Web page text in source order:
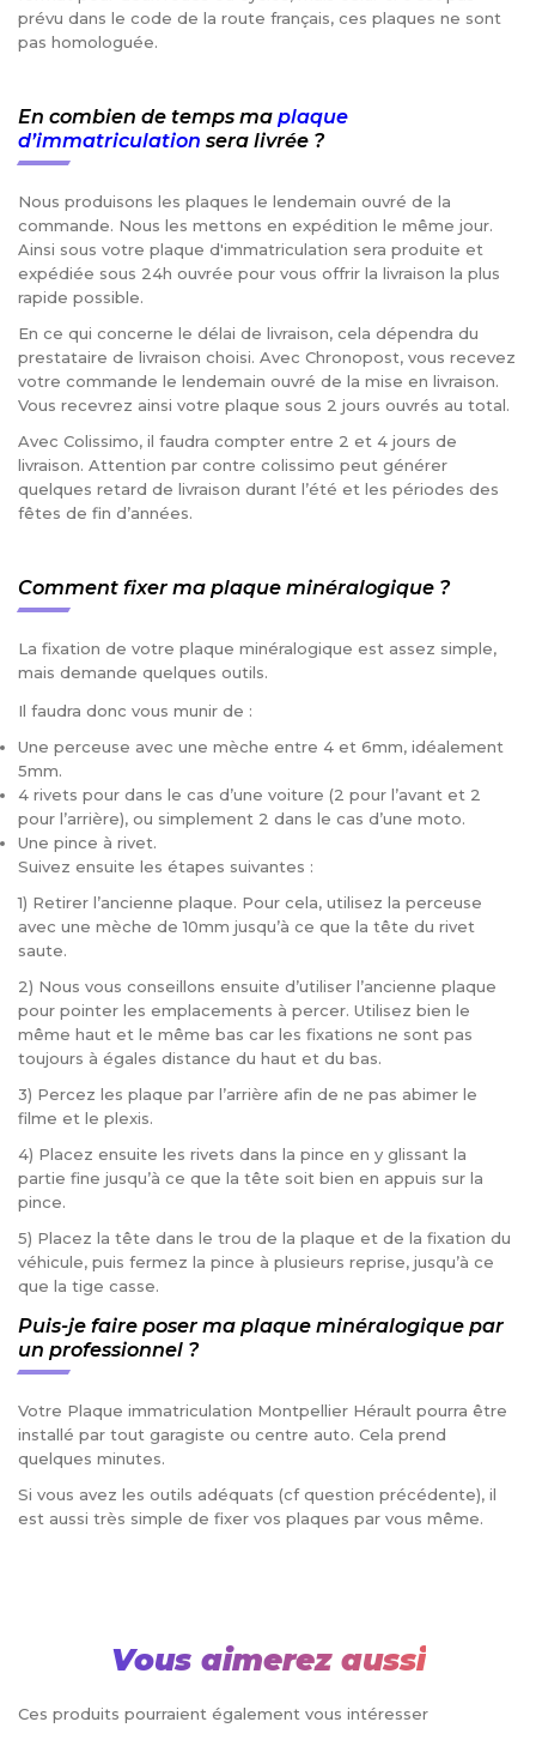
prévu dans le code de la route français, ces plaques ne sont
pas homologuée.
En combien de temps ma plaque
d’immatriculation sera livrée ?
Nous produisons les plaques le lendemain ouvré de la
commande. Nous les mettons en expédition le même jour.
Ainsi sous votre plaque d'immatriculation sera produite et
expédiée sous 24h ouvrée pour vous offrir la livraison la plus
rapide possible.
En ce qui concerne le délai de livraison, cela dépendra du
prestataire de livraison choisi. Avec Chronopost, vous recevez
votre commande le lendemain ouvré de la mise en livraison.
Vous recevrez ainsi votre plaque sous 2 jours ouvrés au total.
Avec Colissimo, il faudra compter entre 2 et 4 jours de
livraison. Attention par contre colissimo peut générer
quelques retard de livraison durant l’été et les périodes des
fêtes de fin d’années.
Comment fixer ma plaque minéralogique ?
La fixation de votre plaque minéralogique est assez simple,
mais demande quelques outils.
Il faudra donc vous munir de :
Une perceuse avec une mèche entre 4 et 6mm, idéalement
5mm.
4 rivets pour dans le cas d’une voiture (2 pour l’avant et 2
pour l’arrière), ou simplement 2 dans le cas d’une moto.
Une pince à rivet.
Suivez ensuite les étapes suivantes :
1) Retirer l’ancienne plaque. Pour cela, utilisez la perceuse
avec une mèche de 10mm jusqu’à ce que la tête du rivet
saute.
2) Nous vous conseillons ensuite d’utiliser l’ancienne plaque
pour pointer les emplacements à percer. Utilisez bien le
même haut et le même bas car les fixations ne sont pas
toujours à égales distance du haut et du bas.
3) Percez les plaque par l’arrière afin de ne pas abimer le
filme et le plexis.
4) Placez ensuite les rivets dans la pince en y glissant la
partie fine jusqu’à ce que la tête soit bien en appuis sur la
pince.
5) Placez la tête dans le trou de la plaque et de la fixation du
véhicule, puis fermez la pince à plusieurs reprise, jusqu’à ce
que la tige casse.
Puis-je faire poser ma plaque minéralogique par
un professionnel ?
Votre Plaque immatriculation Montpellier Hérault pourra être
installé par tout garagiste ou centre auto. Cela prend
quelques minutes.
Si vous avez les outils adéquats (cf question précédente), il
est aussi très simple de fixer vos plaques par vous même.
Vous aimerez aussi
Ces produits pourraient également vous intéresser